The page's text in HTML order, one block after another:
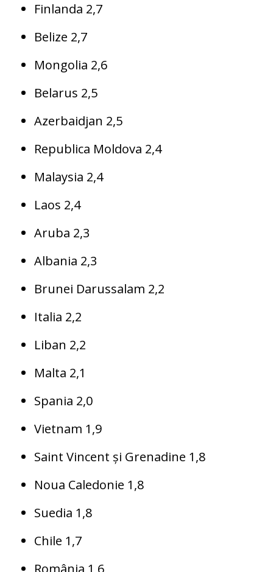
Finlanda 2,7
Belize 2,7
Mongolia 2,6
Belarus 2,5
Azerbaidjan 2,5
Republica Moldova 2,4
Malaysia 2,4
Laos 2,4
Aruba 2,3
Albania 2,3
Brunei Darussalam 2,2
Italia 2,2
Liban 2,2
Malta 2,1
Spania 2,0
Vietnam 1,9
Saint Vincent și Grenadine 1,8
Noua Caledonie 1,8
Suedia 1,8
Chile 1,7